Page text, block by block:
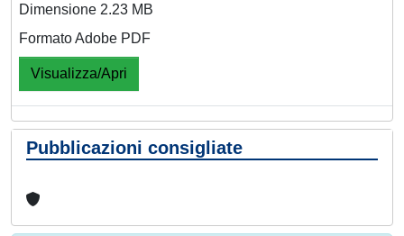
Dimensione 2.23 MB
Formato Adobe PDF
Visualizza/Apri
Pubblicazioni consigliate